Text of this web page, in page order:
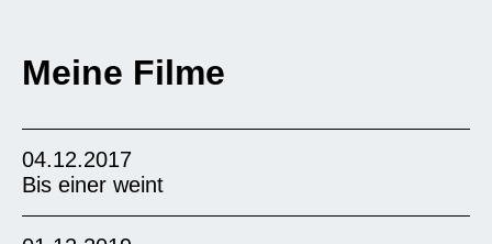
Meine Filme
04.12.2017
Bis einer weint